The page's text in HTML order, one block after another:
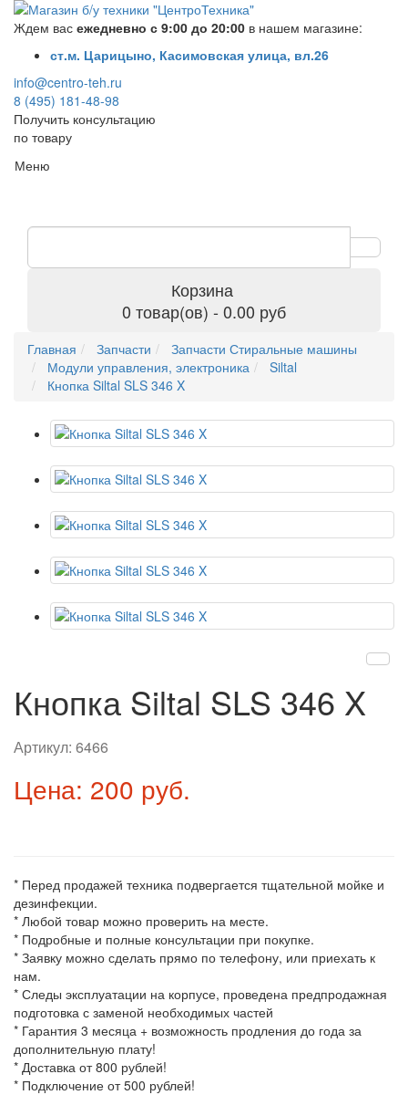
Ждем вас ежедневно с 9:00 до 20:00 в нашем магазине:
ст.м. Царицыно, Касимовская улица, вл.26
info@centro-teh.ru
8 (495) 181-48-98
Получить консультацию
по товару
Меню
Корзина
0 товар(ов) - 0.00 руб
Главная Запчасти
Запчасти Стиральные машины
Модули управления, электроника
Siltal
Кнопка Siltal SLS 346 X
Кнопка Siltal SLS 346 X
Артикул: 6466
Цена: 200 руб.
* Перед продажей техника подвергается тщательной мойке и
дезинфекции.
* Любой товар можно проверить на месте.
* Подробные и полные консультации при покупке.
* Заявку можно сделать прямо по телефону, или приехать к
нам.
* Следы эксплуатации на корпусе, проведена предпродажная
подготовка с заменой необходимых частей
* Гарантия 3 месяца + возможность продления до года за
дополнительную плату!
* Доставка от 800 рублей!
* Подключение от 500 рублей!